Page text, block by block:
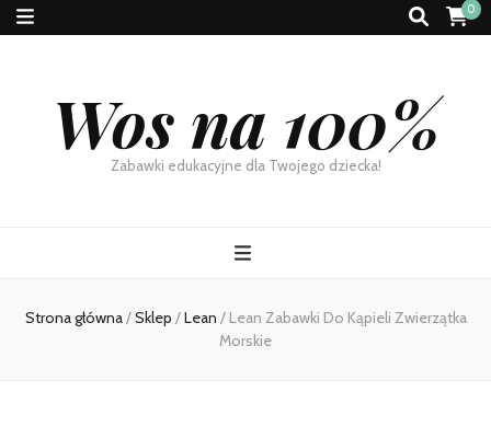
0
Wos na 100%
Zabawki edukacyjne dla Twojego dziecka!
Strona główna/Sklep /Lean / Lean Zabawki Do Kąpieli Zwierzątka
Morskie